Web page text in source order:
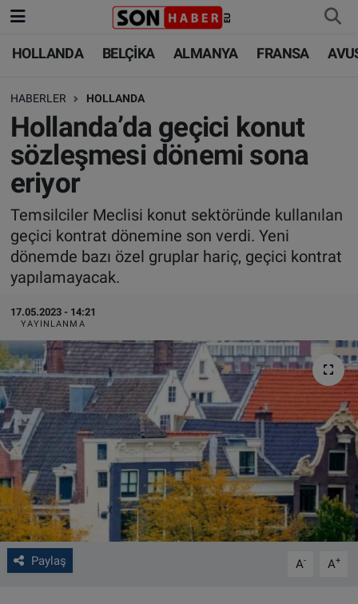
HOLLANDA BELÇİKA ALMANYA FRANSA
HABERLER HOLLANDA
Hollanda’da geçici konut
sözleşmesi dönemi sona
eriyor
Temsilciler Meclisi konut sektöründe kullanılan
geçici kontrat dönemine son verdi. Yeni
dönemde bazı özel gruplar hariç, geçici kontrat
yapılamayacak.
17.05.2023 - 14:21
YAYINLANMA
Paylaş A- A+
HOLLANDA
BELÇİKA
ALMANYA
FRANSA
AVUSTURYA
SAĞLIK - YAŞAM
BİLİM-TEKNOLOJİ
HOLLANDA
BELÇİKA
ALMANYA
TÜRKİYE
DÜNYA
BİLİM-TEKNOLOJİ
SAĞLIK
FOTO GALERİ
VIDEO GALERİ
ALGEMENE VOORWAARDEN
CONTACT
Çerez Politikası
Nöbetçi Eczaneler
Hava Durumu
Trafik Durumu
Süper Lig Puan Durumu ve Fikstür
Tüm Manşetler
Son Dakika Haberleri
Haber Arşivi